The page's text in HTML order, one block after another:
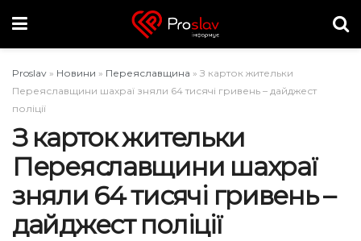
Proslav » Новини » Переяславщина » З карток жительки
Переяславщини шахраї зняли 64 тисячі гривень – дайджест
поліції
З карток жительки
Переяславщини шахраї
зняли 64 тисячі гривень –
дайджест поліції